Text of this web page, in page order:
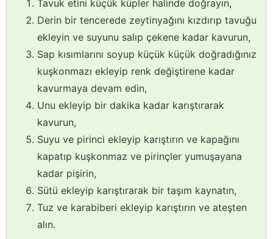
Tavuk etini küçük küpler halinde doğrayın,
Derin bir tencerede zeytinyağını kızdırıp tavuğu
ekleyin ve suyunu salıp çekene kadar kavurun,
Sap kısımlarını soyup küçük küçük doğradığınız
kuşkonmazı ekleyip renk değiştirene kadar
kavurmaya devam edin,
Unu ekleyip bir dakika kadar karıştırarak
kavurun,
Suyu ve pirinci ekleyip karıştırın ve kapağını
kapatıp kuşkonmaz ve pirinçler yumuşayana
kadar pişirin,
Sütü ekleyip karıştırarak bir taşım kaynatın,
Tuz ve karabiberi ekleyip karıştırın ve ateşten
alın.